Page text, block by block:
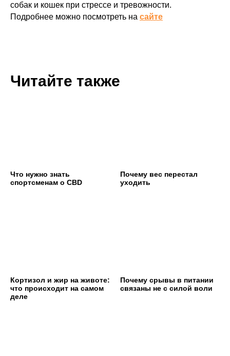
собак и кошек при стрессе и тревожности.
Подробнее можно посмотреть на сайте
Читайте также
Что нужно знать
спортсменам о CBD
Почему вес перестал
уходить
Кортизол и жир на животе:
что происходит на самом
деле
Почему срывы в питании
связаны не с силой воли